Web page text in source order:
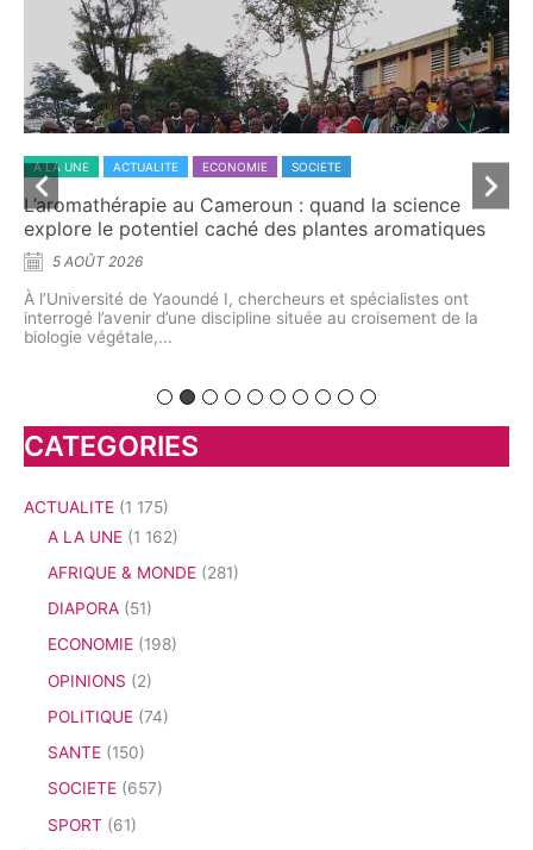
A LA UNE ACTUALITE SOCIETE
Dr T. G. Sonffo, l’ambition de former une génération
capable de faire entendre sa voix
5 AOÛT 2026
À travers l’École de l’art oratoire, le promoteur entend
démocratiser l’apprentissage de la prise de parole en public. La
première...
CATEGORIES
ACTUALITE (1 175)
A LA UNE (1 162)
AFRIQUE & MONDE (281)
DIAPORA (51)
ECONOMIE (198)
OPINIONS (2)
POLITIQUE (74)
SANTE (150)
SOCIETE (657)
SPORT (61)